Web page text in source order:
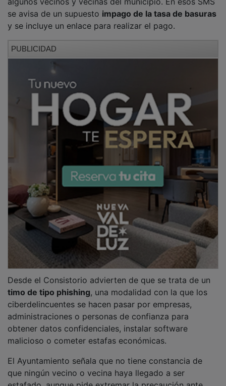
se avisa de un supuestoimpago de la tasa de basuras
y se incluye un enlace para realizar el pago.
Desde el Consistorio advierten de que se trata de un
timo de tipo phishing
ciberdelincuentes se hacen pasar por empresas,
administraciones o personas de confianza para
obtener datos confidenciales, instalar software
malicioso o cometer estafas económicas.
El Ayuntamiento señala que no tiene constancia de
que ningún vecino o vecina haya llegado a ser
estafado, aunque pide extremar la precaución ante
este tipo de mensajes.
En este sentido, recuerda que el
Ayuntamiento de
Cabanillas nunca envía SMS con enlaces de pago.
Cuando remite un mensaje al teléfono móvil, se trata
únicamente de un aviso de que existe una notificación
electrónica en la carpeta ciudadana. Además, los
avisos municipales que sí incluyen enlaces solo se
municipal, nunca por SMS.
PUBLICIDAD